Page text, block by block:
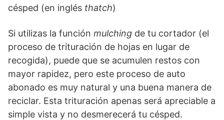
césped (en inglés thatch)
Si utilizas la función mulching de tu cortador (el
proceso de trituración de hojas en lugar de
recogida), puede que se acumulen restos con
mayor rapidez, pero este proceso de auto
abonado es muy natural y una buena manera de
reciclar. Esta trituración apenas será apreciable a
simple vista y no desmerecerá tu césped.